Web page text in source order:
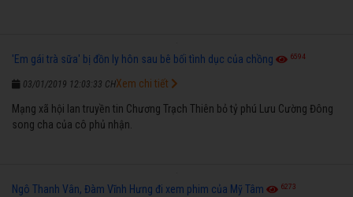
'Em gái trà sữa' bị đồn ly hôn sau bê bối tình dục của chồng 6594
03/01/2019 12:03:33 CH
Mạng xã hội lan truyền tin Chương Trạch Thiên bỏ tỷ phú Lưu Cường Đông
song cha của cô phủ nhận.
Xem chi tiết
Ngô Thanh Vân, Đàm Vĩnh Hưng đi xem phim của Mỹ Tâm 6273